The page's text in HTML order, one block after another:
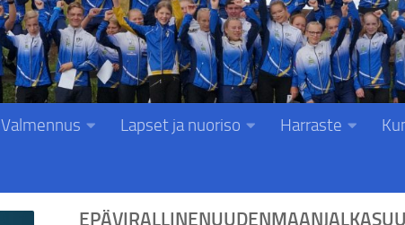
Valmennus Lapset ja nuoriso Harraste